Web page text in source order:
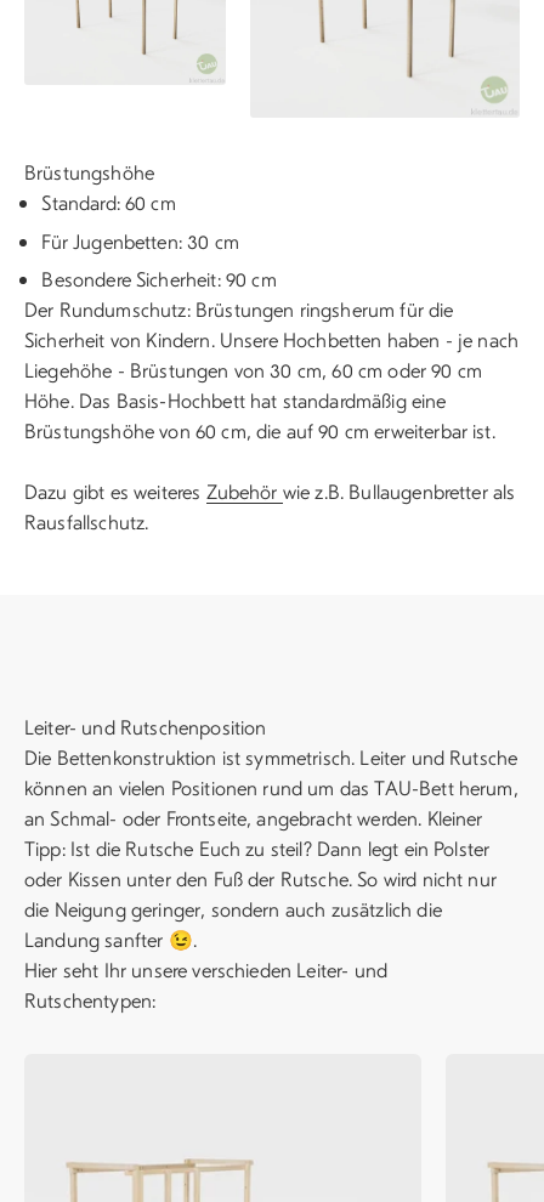
Brüstungshöhe
Standard: 60 cm
Für Jugenbetten: 30 cm
Besondere Sicherheit: 90 cm
Der Rundumschutz: Brüstungen ringsherum für die
Sicherheit von Kindern. Unsere Hochbetten haben - je nach
Liegehöhe - Brüstungen von 30 cm, 60 cm oder 90 cm
Höhe. Das Basis-Hochbett hat standardmäßig eine
Brüstungshöhe von 60 cm, die auf 90 cm erweiterbar ist.
Dazu gibt es weiteres Zubehör wie z.B. Bullaugenbretter als
Rausfallschutz.
Leiter- und Rutschenposition
Die Bettenkonstruktion ist symmetrisch. Leiter und Rutsche
können an vielen Positionen rund um das TAU-Bett herum,
an Schmal- oder Frontseite, angebracht werden. Kleiner
Tipp: Ist die Rutsche Euch zu steil? Dann legt ein Polster
oder Kissen unter den Fuß der Rutsche. So wird nicht nur
die Neigung geringer, sondern auch zusätzlich die
Landung sanfter 😉.
Hier seht Ihr unsere verschieden Leiter- und
Rutschentypen: